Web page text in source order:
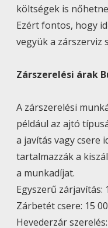
költségek is
Ezért fontos, hogy
vegyük a zárszerviz
Zárszerelési árak
A zárszerelési
például az ajtó
a javítás vagy csere
tartalmazzák a
a munkadíjat.
Egyszerű zárjavítás:
Zárbetét csere: 15
Hevederzár